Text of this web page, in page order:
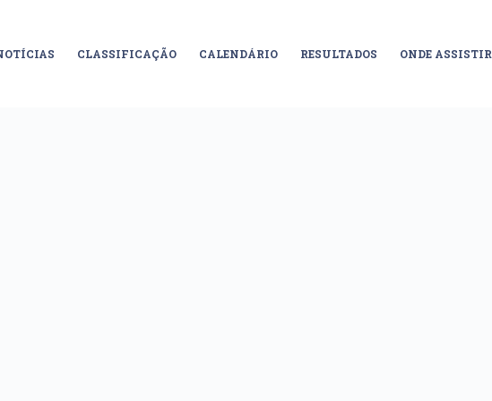
CLASSIFICAÇÃO CALENDÁRIO RESULTADOS ONDE ASSISTIR